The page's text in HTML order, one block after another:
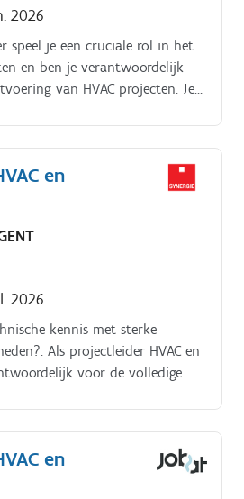
2026
speel je een cruciale rol in het
en ben je verantwoordelijk
van HVAC projecten. Je
ervoor dat alle partijen
verplichtingen.
en
2026
kennis met sterke
Als projectleider HVAC en
voor de volledige
en